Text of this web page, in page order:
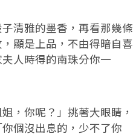
清雅的墨香，再看那幾條
顯是上品，不由得暗自喜
人時得的南珠分你一
，你呢？」挑著大眼睛，
個沒出息的，少不了你